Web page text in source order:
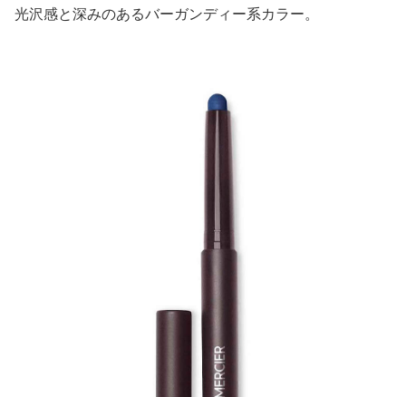
光沢感と深みのあるバーガンディー系カラー。